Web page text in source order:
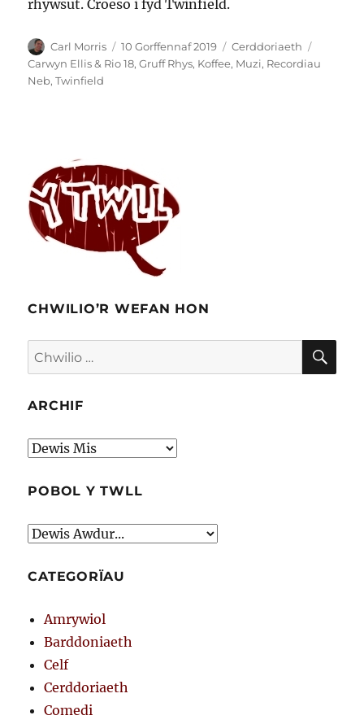
rhywsut. Croeso i fyd Twinfield.
Awdur
Carl Morris
Cofnodwyd
ar
10 Gorffennaf 2019 Categorïau
Cerddoriaeth
Carwyn Ellis & Rio 18,Gruff Rhys, Koffee, Muzi, Recordiau
Neb,Twinfield
CHWILIO’R WEFAN HON
Chwilio
am:
ARCHIF
Archif
POBOL Y TWLL
CATEGORÏAU
Amrywiol
Barddoniaeth
Celf
Cerddoriaeth
Comedi